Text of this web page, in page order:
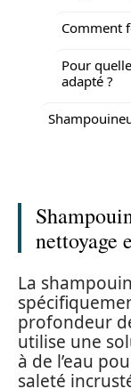
Comment
Pour
adapté ?
nettoyage
La
profondeur
utilise une
à de l’eau
saleté